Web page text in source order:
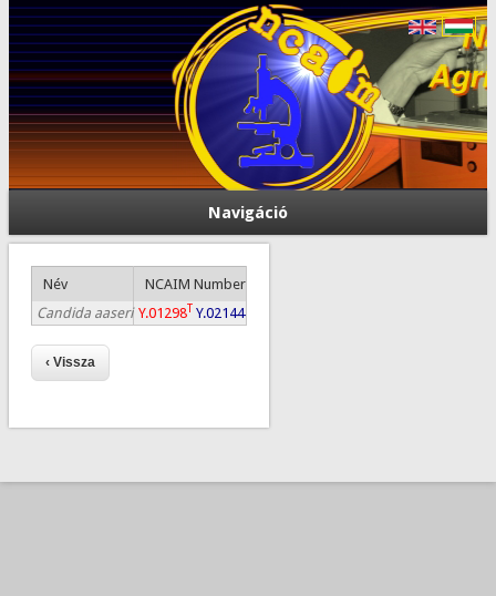
Navigáció
Név
NCAIM Number
Candida aaseri Y.01298T Y.02144